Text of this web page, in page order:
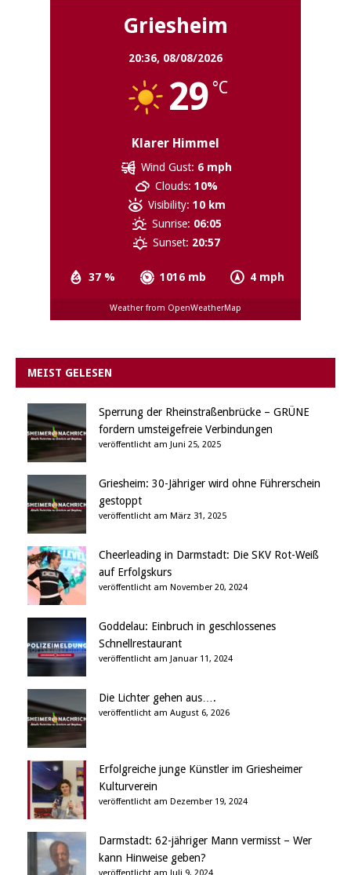
Griesheim
20:36, 08/08/2026
29 °C
Klarer Himmel
37 % 1016 mb 4 mph
Wind Gust: 6 mph
Clouds: 10%
Visibility: 10 km
Sunrise: 06:05
Sunset: 20:57
Weather from OpenWeatherMap
MEIST GELESEN
Sperrung der Rheinstraßenbrücke – GRÜNE
fordern umsteigefreie Verbindungen
veröffentlicht am Juni 25, 2025
Griesheim: 30-Jähriger wird ohne Führerschein
gestoppt
veröffentlicht am März 31, 2025
Cheerleading in Darmstadt: Die SKV Rot-Weiß
auf Erfolgskurs
veröffentlicht am November 20, 2024
Goddelau: Einbruch in geschlossenes
Schnellrestaurant
veröffentlicht am Januar 11, 2024
Die Lichter gehen aus….
veröffentlicht am August 6, 2026
Erfolgreiche junge Künstler im Griesheimer
Kulturverein
veröffentlicht am Dezember 19, 2024
Darmstadt: 62-jähriger Mann vermisst – Wer
kann Hinweise geben?
veröffentlicht am Juli 9, 2024